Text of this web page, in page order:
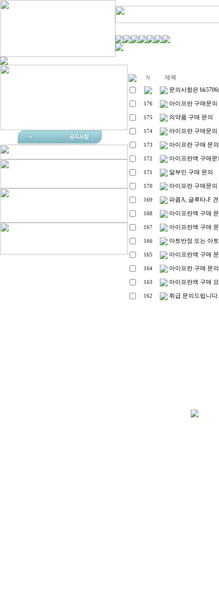
N
제목
문의사항은
176 아이프란 구매문의
175 의약품 구매 문의
174 아이프란 구매문의
173 아이프란 구매 문
172 아이프란액 구매문
171 알부민 구매 문의
170 아이프란 구매문의
169 파콤A, 글루타-F
168 아이프란액 구매
167 아이프란액 구매
166 아토반정 또는 아
165 아이프란액 구매
164 아이프란 구매 문의
163 아이프란액 구매
162 취급 문의드립니다.